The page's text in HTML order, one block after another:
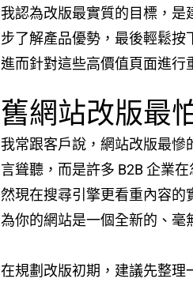
我認為改版最實質的目標，
步了解產品優勢，最後輕鬆按
進而針對這些高價值頁面進
舊網站改版最
我常跟客戶說，網站改版最慘
言聳聽，而是許多 B2B 企業
然現在搜尋引擎更看重內容
為你的網站是一個全新的、毫
在規劃改版初期，建議先整理